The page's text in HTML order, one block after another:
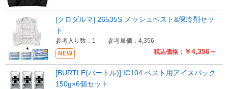
NEW 税込価格： ￥4,356～
[クロダルマ] 26535S メッシュベスト&保冷剤セッ
ト
参考入り数：1 参考単価：4,356
[BURTLE(バートル)] IC104 ベスト用アイスパック
150g×6個セット